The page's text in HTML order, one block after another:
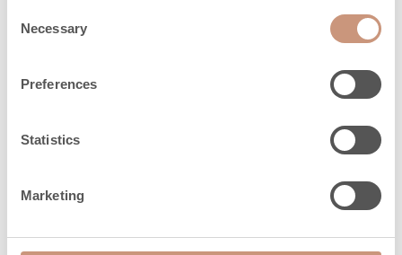
Selection
Necessary
Preferences
Statistics
Marketing
SÄHKÖKIUKAIDEN HUOLTOPALVELU
Asennukset ja huollot